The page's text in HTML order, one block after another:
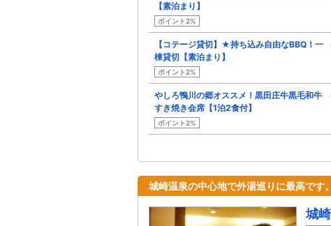
【素泊まり】
ポイント2%
【コテージ貸切】★持ち込み自由なBBQ！一
棟貸切【素泊まり】
ポイント2%
やしろ鴨川の郷オススメ！黒田庄牛黒毛和牛
すき焼き会席【1泊2食付】
ポイント2%
城崎温泉の中心地で外湯巡りに最高です
城